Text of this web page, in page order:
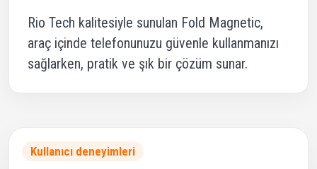
Rio Tech kalitesiyle sunulan Fold Magnetic,
araç içinde telefonunuzu güvenle kullanmanızı
sağlarken, pratik ve şık bir çözüm sunar.
Kullanıcı deneyimleri